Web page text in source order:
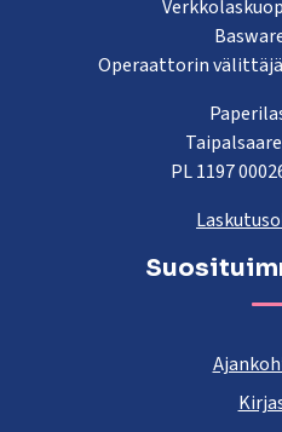
Operaattorin
PL 1197